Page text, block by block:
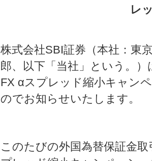
レ
株式会社SBI証券（本社：東
郎、以下「当社」という。
FX αスプレッド縮小キャン
のでお知らせいたします。
このたびの外国為替保証金